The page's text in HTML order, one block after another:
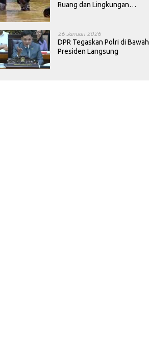
Ruang dan Lingkungan
26 Januari 2026
DPR Tegaskan Polri di Bawah
Presiden Langsung